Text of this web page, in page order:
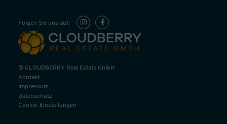
Folgen Sie uns auf:
© CLOUDBERRY Real Estate GmbH
Kontakt
Impressum
Datenschutz
Cookie-Einstellungen